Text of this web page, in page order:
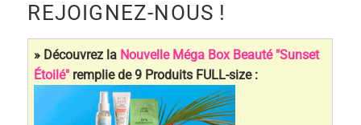
REJOIGNEZ-NOUS !
» Découvrez la Nouvelle Méga Box Beauté "Sunset
Étoilé" remplie de 9 Produits FULL-size :